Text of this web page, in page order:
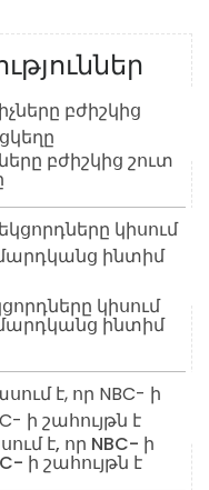
բժիշկից շուտ
կիսում
ինտիմ
է, որ NBC- ի
ի շահույթն է